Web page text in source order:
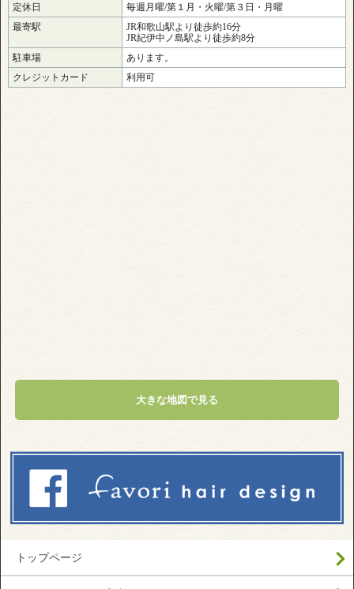
定休日
毎週月曜/第１月・火曜/第３日・月曜
最寄駅
JR和歌山駅より徒歩約16分
JR紀伊中ノ島駅より徒歩約8分
駐車場
あります。
クレジットカード
利用可
大きな地図で見る
トップページ